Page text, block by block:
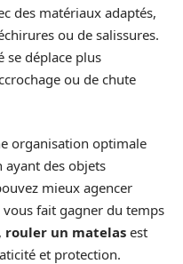
des matériaux adaptés,
ou de salissures.
se déplace plus
ou de chute
organisation optimale
ayant des objets
mieux agencer
vous fait gagner du temps
rouler un matelas est
et protection.